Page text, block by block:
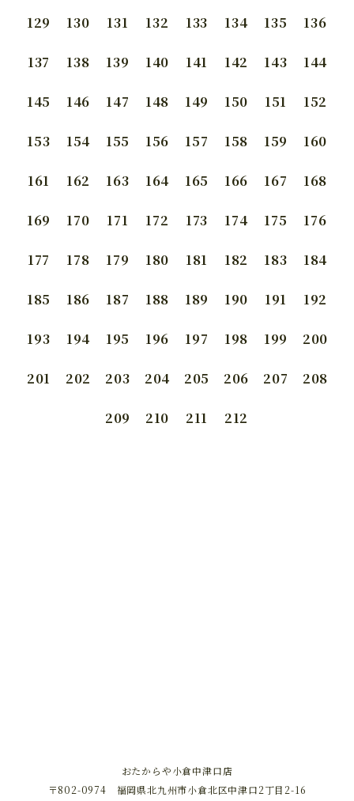
129 130 131 132 133 134 135 136
137 138 139 140 141 142 143 144
145 146 147 148 149 150 151 152
153 154 155 156 157 158 159 160
161 162 163 164 165 166 167 168
169 170 171 172 173 174 175 176
177 178 179 180 181 182 183 184
185 186 187 188 189 190 191 192
193 194 195 196 197 198 199 200
201 202 203 204 205 206 207 208
209 210 211 212
おたからや小倉中津口店
〒802-0974 福岡県北九州市小倉北区中津口2丁目2-16